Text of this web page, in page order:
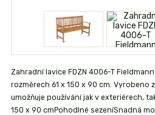
Zahradní lavice FDZN 4006-T
rozměrech 61 x 150 x 90 cm. Vyrobeno
umožňuje používání jak v exteriérech,
150 x 90 cmPohodlné sezeníSnadná